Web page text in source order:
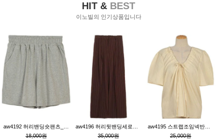
HIT & BEST
이노빌의 인기상품입니다
18,000원
35,000원
25,000원